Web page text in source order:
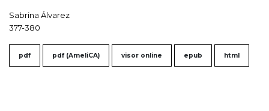
Sabrina Álvarez
377-380
pdf pdf (AmeliCA) visor online epub html